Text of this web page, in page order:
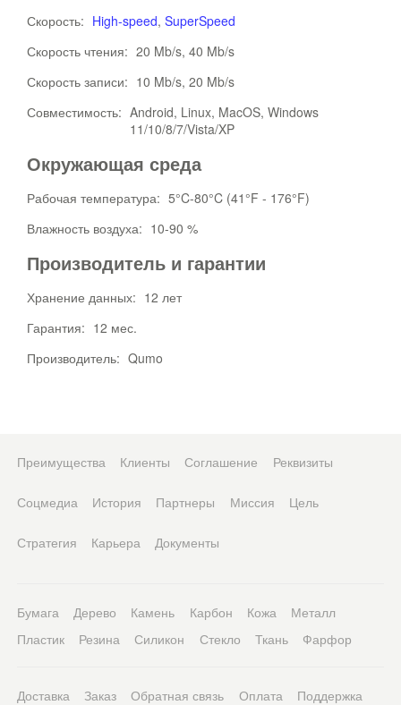
Скорость: High-speed, SuperSpeed
Скорость чтения: 20 Mb/s, 40 Mb/s
Скорость записи: 10 Mb/s, 20 Mb/s
Совместимость: Android, Linux, MacOS, Windows
11/10/8/7/Vista/XP
Окружающая среда
Рабочая температура: 5°C-80°C (41°F - 176°F)
Влажность воздуха: 10-90 %
Производитель и гарантии
Хранение данных: 12 лет
Гарантия: 12 мес.
Производитель: Qumo
Преимущества Клиенты Соглашение Реквизиты
Соцмедиа История Партнеры Миссия Цель
Стратегия Карьера Документы
Бумага Дерево Камень Карбон Кожа
Металл
Пластик
Резина Силикон Стекло Ткань Фарфор
Доставка Заказ Обратная связь Оплата
Поддержка